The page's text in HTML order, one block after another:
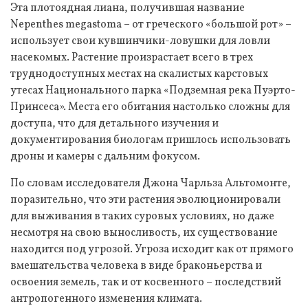
Эта плотоядная лиана, получившая название
Nepenthes megastoma – от греческого «большой рот» –
использует свои кувшинчики-ловушки для ловли
насекомых. Растение произрастает всего в трех
труднодоступных местах на скалистых карстовых
утесах Национального парка «Подземная река Пуэрто-
Принсеса». Места его обитания настолько сложны для
доступа, что для детального изучения и
документирования биологам пришлось использовать
дроны и камеры с дальним фокусом.
По словам исследователя Джона Чарльза Альтомонте,
поразительно, что эти растения эволюционировали
для выживания в таких суровых условиях, но даже
несмотря на свою выносливость, их существование
находится под угрозой. Угроза исходит как от прямого
вмешательства человека в виде браконьерства и
освоения земель, так и от косвенного – последствий
антропогенного изменения климата.